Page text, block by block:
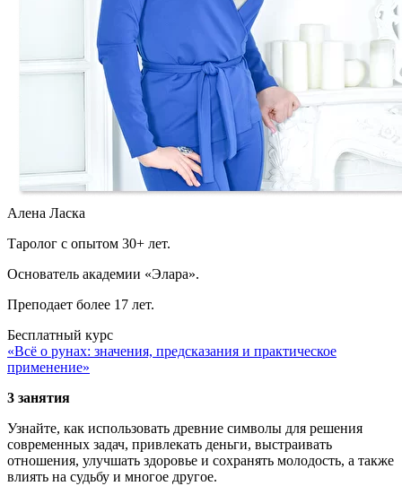
Алена Ласка
Таролог с опытом 30+ лет.
Основатель академии «Элара».
Преподает более 17 лет.
Бесплатный курс
«Всё о рунах: значения, предсказания и практическое
применение»
3 занятия
Узнайте, как использовать древние символы для решения
современных задач, привлекать деньги, выстраивать
отношения, улучшать здоровье и сохранять молодость, а также
влиять на судьбу и многое другое.